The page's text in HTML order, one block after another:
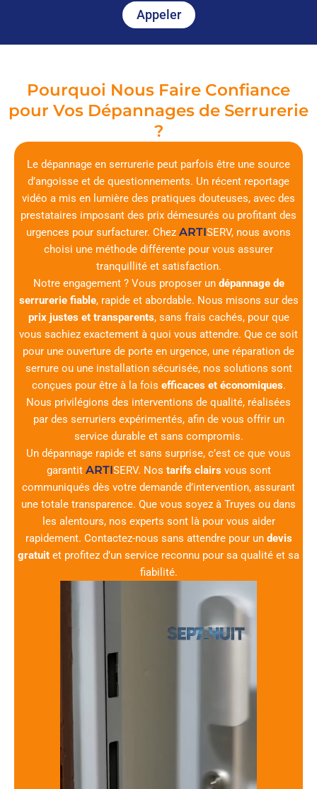
Appeler
Pourquoi Nous Faire Confiance
pour Vos Dépannages de Serrurerie
?
Le dépannage en serrurerie peut parfois être une source
d’angoisse et de questionnements. Un récent reportage
vidéo a mis en lumière des pratiques douteuses, avec des
prestataires imposant des prix démesurés ou profitant des
urgences pour surfacturer. Chez ARTISERV, nous avons
choisi une méthode différente pour vous assurer
tranquillité et satisfaction.
Notre engagement ? Vous proposer un dépannage de
serrurerie fiable, rapide et abordable. Nous misons sur des
prix justes et transparents, sans frais cachés, pour que
vous sachiez exactement à quoi vous attendre. Que ce soit
pour une ouverture de porte en urgence, une réparation de
serrure ou une installation sécurisée, nos solutions sont
conçues pour être à la fois efficaces et économiques.
Nous privilégions des interventions de qualité, réalisées
par des serruriers expérimentés, afin de vous offrir un
service durable et sans compromis.
Un dépannage rapide et sans surprise, c’est ce que vous
garantit ARTISERV. Nos tarifs clairsvous sont
communiqués dès votre demande d’intervention, assurant
une totale transparence. Que vous soyez à Truyes ou dans
les alentours, nos experts sont là pour vous aider
rapidement. Contactez-nous sans attendre pour un devis
gratuit et profitez d’un service reconnu pour sa qualité et sa
fiabilité.